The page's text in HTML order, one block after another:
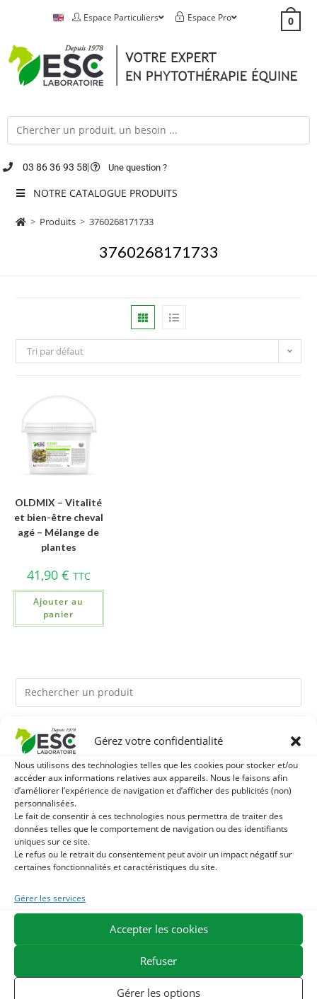
Gérez votre confidentialité
Nous utilisons des technologies telles que les cookies pour stocker et/ou
accéder aux informations relatives aux appareils. Nous le faisons afin
d’améliorer l’expérience de navigation et d’afficher des publicités (non)
personnalisées.
Le fait de consentir à ces technologies nous permettra de traiter des
données telles que le comportement de navigation ou des identifiants
uniques sur ce site.
Le refus ou le retrait du consentement peut avoir un impact négatif sur
certaines fonctionnalités et caractéristiques du site.
Gérer les services
Accepter les cookies
Refuser
Gérer les options
Espace Particuliers Espace Pro 0
03 86 36 93 58 Une question ?
NOTRE CATALOGUE PRODUITS
> Produits > 3760268171733
3760268171733
Tri par défaut
OLDMIX – Vitalité
et bien-être cheval
agé – Mélange de
plantes
41,90 € TTC
Ajouter au
panier
Ils pourraient vous plaire
1 LEVURE ACTIVE + - PROBIOTIQUE CHEVAL - FLORE
2
3 BIOTINE CHEVAL - HYPERSPORT BIOTINE 3000 -
FORMULE CONCENTRÉE 3000MG/KG
PAIEMENT SÉCURISÉ
BESOIN D'AIDE ?